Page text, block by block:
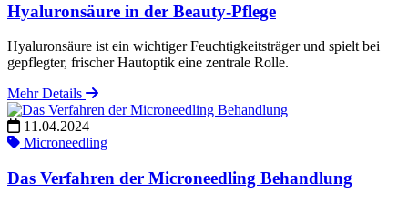
Hyaluronsäure in der Beauty-Pflege
Hyaluronsäure ist ein wichtiger Feuchtigkeitsträger und spielt bei
gepflegter, frischer Hautoptik eine zentrale Rolle.
Mehr Details
11.04.2024
Microneedling
Das Verfahren der Microneedling Behandlung